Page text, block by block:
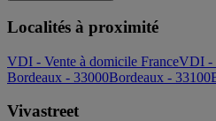
Localités à proximité
VDI - Vente à domicile FranceVDI -
Bordeaux - 33000Bordeaux - 33100
Vivastreet